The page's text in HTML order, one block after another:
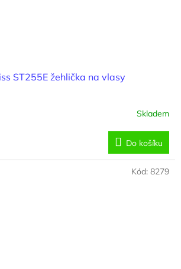
ST255E žehlička na vlasy
Skladem
Do košíku
Kód: 8279